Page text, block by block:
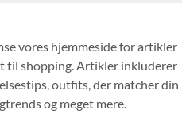
vores hjemmeside for artikler
til shopping. Artikler inkluderer
outfits, der matcher din
og meget mere.